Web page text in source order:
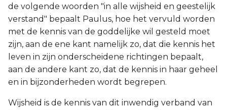
de volgende woorden "in alle wijsheid en geestelijk
verstand" bepaalt Paulus, hoe het vervuld worden
met de kennis van de goddelijke wil gesteld moet
zijn, aan de ene kant namelijk zo, dat die kennis het
leven in zijn onderscheidene richtingen bepaalt,
aan de andere kant zo, dat de kennis in haar geheel
en in bijzonderheden wordt begrepen.
Wijsheid is de kennis van dit inwendig verband van